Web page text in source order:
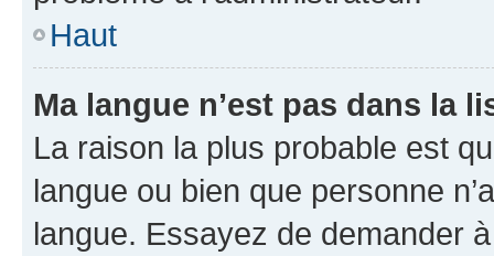
Haut
Ma langue n’est pas dans la
La raison la plus probable est
langue ou bien que personne
langue. Essayez de demander